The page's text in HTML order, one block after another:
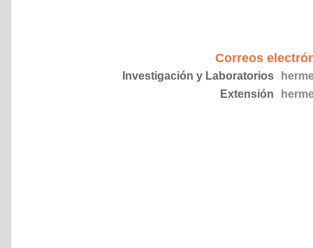
Correos
Investigación y Laboratorios
Extensión